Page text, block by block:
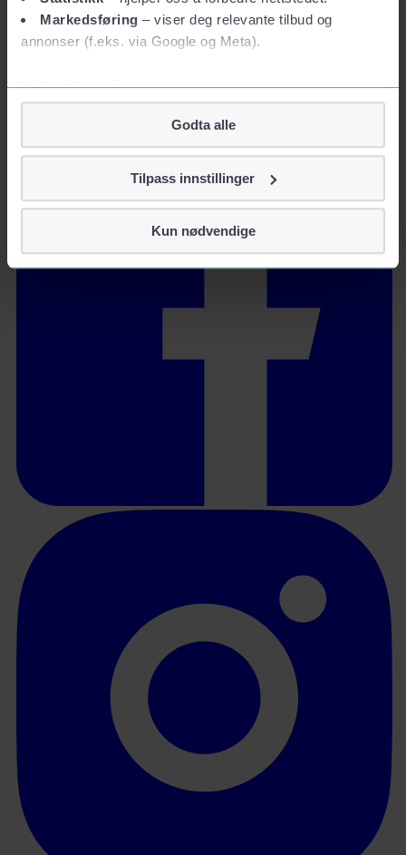
Markedsføring – viser deg relevante tilbud og
annonser (f.eks. via Google og Meta).
Vil du vite mer?
Om informasjonskapsler
Googles retningslinjer for personvern
Vi tar ditt personvern på alvor
identifiserer deg, som navn eller telefonnummer.
Godta alle
Tilpass innstillinger
Kun nødvendige
Taxfree og shopping
Følg oss